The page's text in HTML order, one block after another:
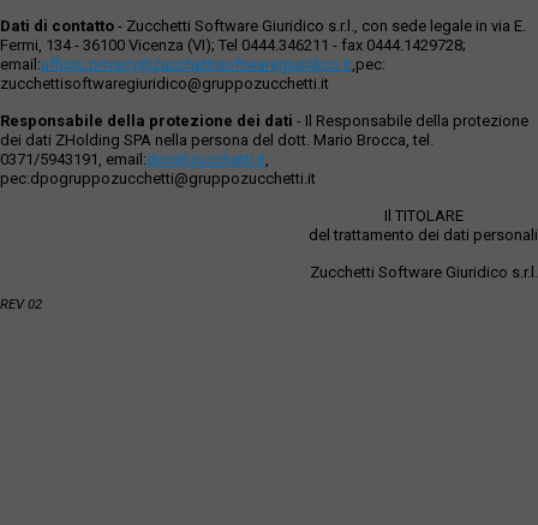
Dati di contatto - Zucchetti Software Giuridico s.r.l., con sede legale in via E.
Fermi, 134 - 36100 Vicenza (VI); Tel 0444.346211 - fax 0444.1429728;
email:ufficio.privacy@zucchettisoftwaregiuridico.it,pec:
zucchettisoftwaregiuridico@gruppozucchetti.it
Responsabile della protezione dei dati - Il Responsabile della protezione
dei dati ZHolding SPA nella persona del dott. Mario Brocca, tel.
0371/5943191, email:dpo@zucchetti.it,
pec:dpogruppozucchetti@gruppozucchetti.it
Il TITOLARE
del trattamento dei dati personali
Zucchetti Software Giuridico s.r.l.
REV 02